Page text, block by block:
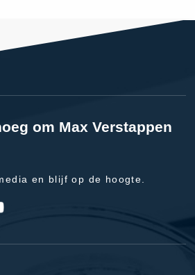
om Max Verstappen
en blijf op de hoogte.